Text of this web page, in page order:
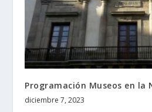
Programación Museos en la
diciembre 7, 2023